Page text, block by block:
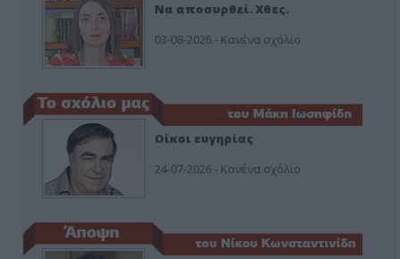
Να αποσυρθεί. Χθες.
03-08-2026 - Κανένα σχόλιο
Οίκοι ευγηρίας
24-07-2026 - Κανένα σχόλιο